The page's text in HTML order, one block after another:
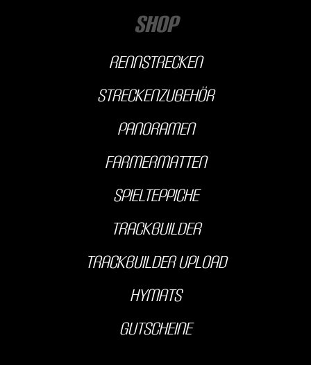
Shop
Rennstrecken
streckenzubehör
Panoramen
farmermatten
Spielteppiche
Trackbuilder
Trackbuilder Upload
hyMats
Gutscheine